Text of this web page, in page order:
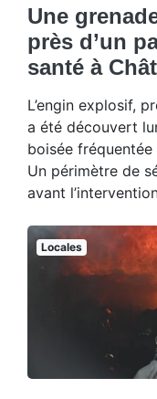
Une
près d’un
santé à
L’engin explosif,
a été découvert
boisée
Un périmètre de
avant
Locales